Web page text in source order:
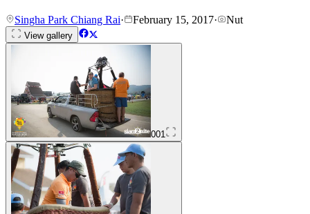
Singha Park Chiang Rai· February 15, 2017· Nut
View gallery
001